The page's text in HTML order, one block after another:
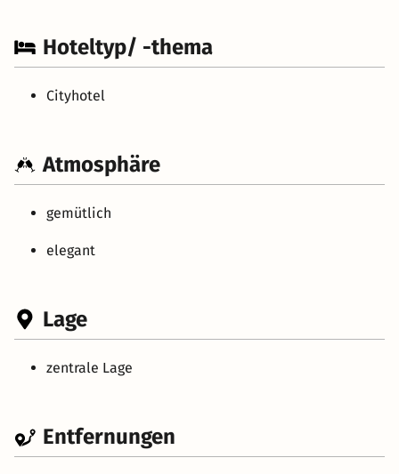
Hoteltyp/ -thema
Cityhotel
Atmosphäre
gemütlich
elegant
Lage
zentrale Lage
Entfernungen